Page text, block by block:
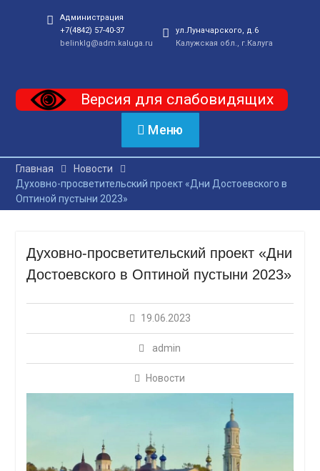
Администрация
+7(4842) 57-40-37
belinklg@adm.kaluga.ru
ул.Луначарского, д.6
Калужская обл., г.Калуга
Версия для слабовидящих
Меню
Главная
Новости
Духовно-просветительский проект «Дни Достоевского в
Оптиной пустыни 2023»
Духовно-просветительский проект «Дни
Достоевского в Оптиной пустыни 2023»
19.06.2023
admin
Новости